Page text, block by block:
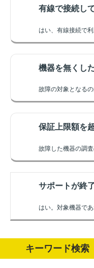
有線で接続し
はい、有線接続で
機器を無くし
故障の対象となる
保証上限額を
故障した機器の調査
サポートが終
はい。対象機器で
キーワード検索